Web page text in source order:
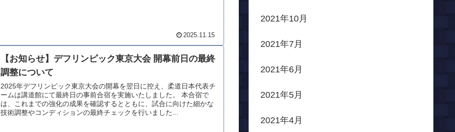
2025.11.15
【お知らせ】デフリンピック東京大会 開幕前日の最終
調整について
2025年デフリンピック東京大会の開幕を翌日に控え、柔道日本代表チ
ームは講道館にて最終日の事前合宿を実施いたしました。 本合宿で
は、これまでの強化の成果を確認するとともに、試合に向けた細かな
技術調整やコンディションの最終チェックを行いました...
2021年10月
2021年7月
2021年6月
2021年5月
2021年4月